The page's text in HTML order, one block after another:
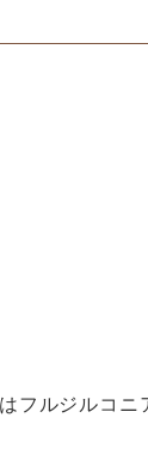
フルジルコニ